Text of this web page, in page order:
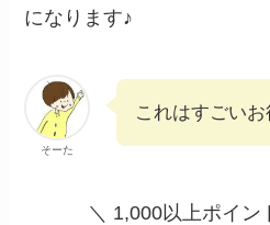
になります♪
そーた
これはすごいお
＼ 1,000以上ポイン